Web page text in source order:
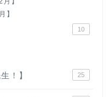
】
10
！】 25